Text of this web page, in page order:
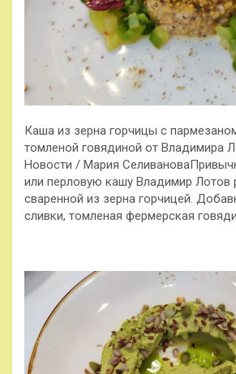
Каша из зерна горчицы с
томленой говядиной от Владимира
Новости / Мария
или перловую кашу Владимир Лотов
сваренной из зерна горчицей.
сливки, томленая фермерская